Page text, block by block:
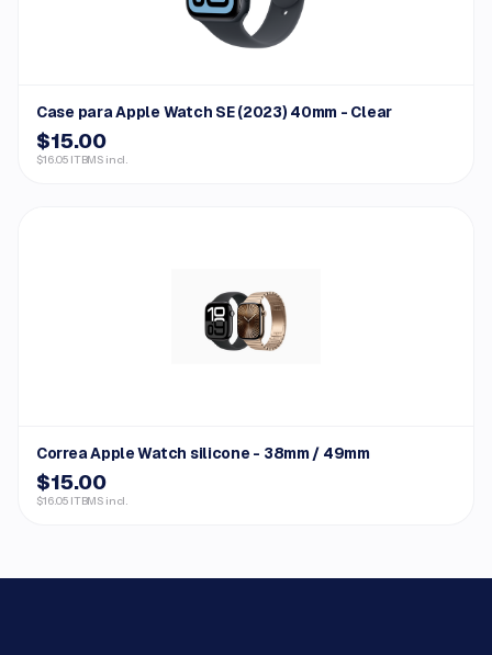
Case para Apple Watch SE (2023) 40mm - Clear
$15.00
$16.05 ITBMS incl.
Correa Apple Watch silicone - 38mm / 49mm
$15.00
$16.05 ITBMS incl.